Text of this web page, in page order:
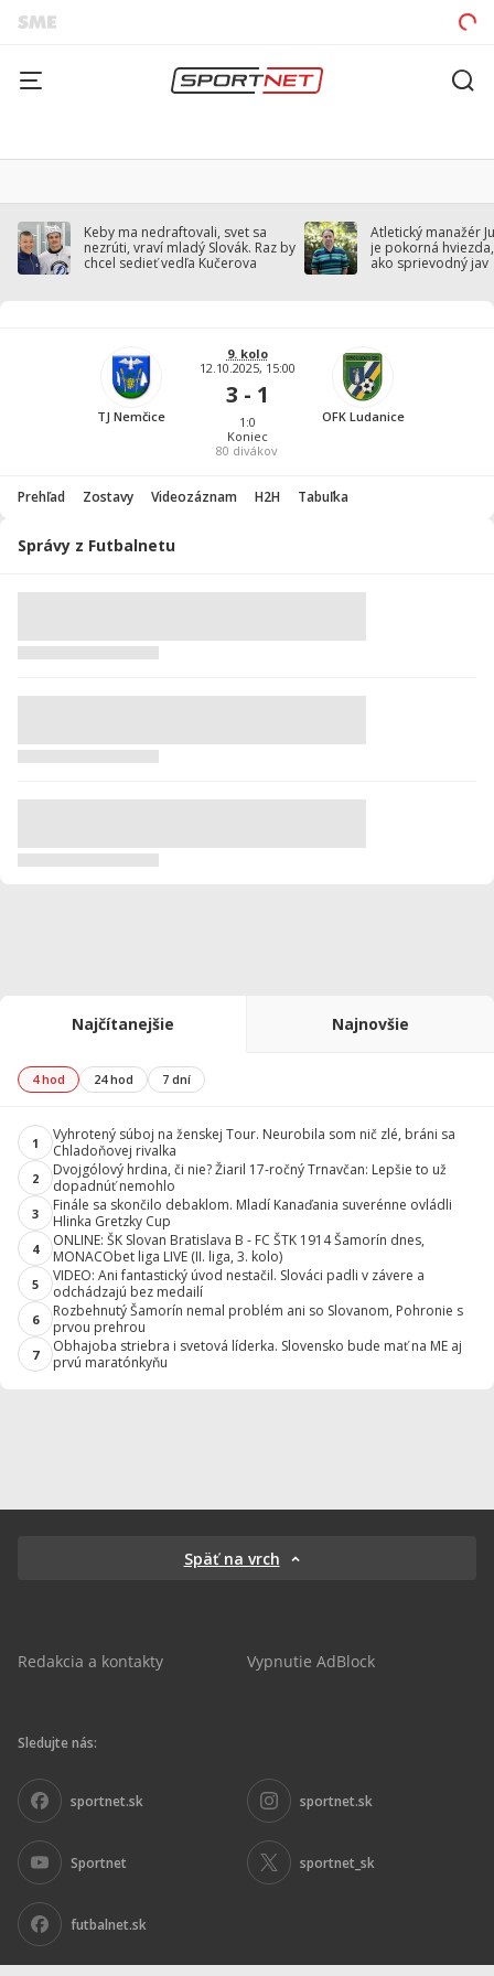
Keby ma nedraftovali, svet sa
nezrúti, vraví mladý Slovák. Raz by
chcel sedieť vedľa Kučerova
Atletický manažér
je pokorná
ako sprievodný jav
TJ Nemčice
9. kolo
12.10.2025, 15:00
3 - 1
1:0
Koniec
80 divákov
OFK Ludanice
Prehľad Zostavy Videozáznam H2H Tabuľka
Správy z Futbalnetu
Najčítanejšie Najnovšie
4 hod 24 hod 7 dní
1
Vyhrotený súboj na ženskej Tour. Neurobila som nič zlé, bráni sa
Chladoňovej rivalka
2
Dvojgólový hrdina, či nie? Žiaril 17-ročný Trnavčan: Lepšie to už
dopadnúť nemohlo
3
Finále sa skončilo debaklom. Mladí Kanaďania suverénne ovládli
Hlinka Gretzky Cup
4
ONLINE: ŠK Slovan Bratislava B - FC ŠTK 1914 Šamorín dnes,
MONACObet liga LIVE (II. liga, 3. kolo)
5
VIDEO: Ani fantastický úvod nestačil. Slováci padli v závere a
odchádzajú bez medailí
6
Rozbehnutý Šamorín nemal problém ani so Slovanom, Pohronie s
prvou prehrou
7
Obhajoba striebra i svetová líderka. Slovensko bude mať na ME aj
prvú maratónkyňu
Späť na vrch
Redakcia a kontakty Vypnutie AdBlock
Sledujte nás:
sportnet.sk sportnet.sk
Sportnet sportnet_sk
futbalnet.sk